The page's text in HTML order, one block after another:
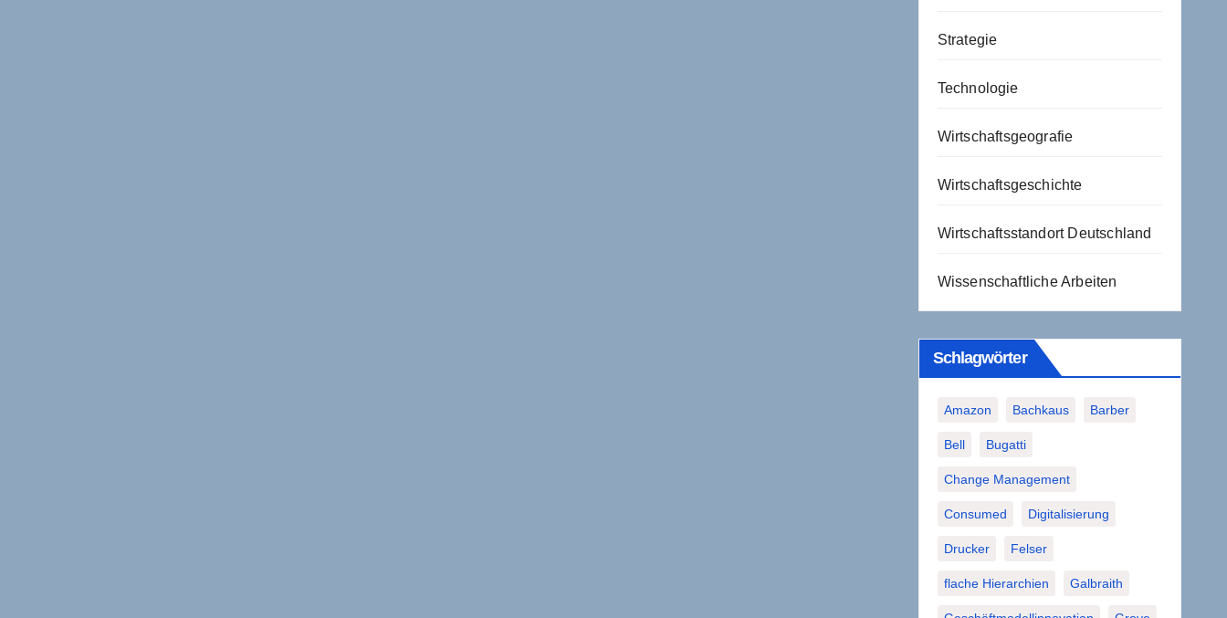
Strategie
Technologie
Wirtschaftsgeografie
Wirtschaftsgeschichte
Wirtschaftsstandort Deutschland
Wissenschaftliche Arbeiten
Schlagwörter
Amazon Bachkaus Barber
Bell Bugatti
Change Management
Consumed Digitalisierung
Drucker Felser
flache Hierarchien Galbraith